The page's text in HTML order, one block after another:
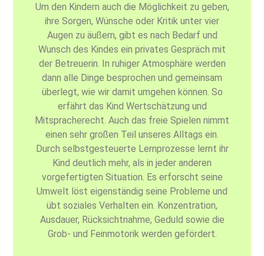
Um den Kindern auch die Möglichkeit zu geben,
ihre Sorgen, Wünsche oder Kritik unter vier
Augen zu äußern, gibt es nach Bedarf und
Wunsch des Kindes ein privates Gespräch mit
der Betreuerin. In ruhiger Atmosphäre werden
dann alle Dinge besprochen und gemeinsam
überlegt, wie wir damit umgehen können. So
erfährt das Kind Wertschätzung und
Mitspracherecht. Auch das freie Spielen nimmt
einen sehr großen Teil unseres Alltags ein.
Durch selbstgesteuerte Lernprozesse lernt ihr
Kind deutlich mehr, als in jeder anderen
vorgefertigten Situation. Es erforscht seine
Umwelt löst eigenständig seine Probleme und
übt soziales Verhalten ein. Konzentration,
Ausdauer, Rücksichtnahme, Geduld sowie die
Grob- und Feinmotorik werden gefördert.